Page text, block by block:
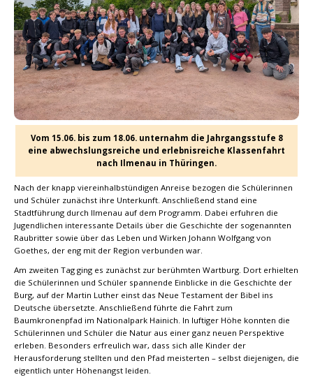
Vom 15.06. bis zum 18.06. unternahm die Jahrgangsstufe 8
eine abwechslungsreiche und erlebnisreiche Klassenfahrt
nach Ilmenau in Thüringen.
Nach der knapp viereinhalbstündigen Anreise bezogen die Schülerinnen
und Schüler zunächst ihre Unterkunft. Anschließend stand eine
Stadtführung durch Ilmenau auf dem Programm. Dabei erfuhren die
Jugendlichen interessante Details über die Geschichte der sogenannten
Raubritter sowie über das Leben und Wirken Johann Wolfgang von
Goethes, der eng mit der Region verbunden war.
Am zweiten Tag ging es zunächst zur berühmten Wartburg. Dort erhielten
die Schülerinnen und Schüler spannende Einblicke in die Geschichte der
Burg, auf der Martin Luther einst das Neue Testament der Bibel ins
Deutsche übersetzte. Anschließend führte die Fahrt zum
Baumkronenpfad im Nationalpark Hainich. In luftiger Höhe konnten die
Schülerinnen und Schüler die Natur aus einer ganz neuen Perspektive
erleben. Besonders erfreulich war, dass sich alle Kinder der
Herausforderung stellten und den Pfad meisterten – selbst diejenigen, die
eigentlich unter Höhenangst leiden.